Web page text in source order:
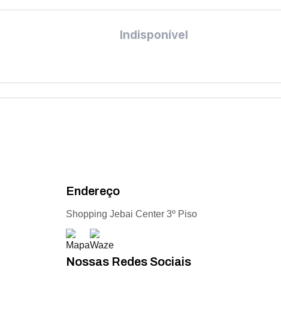
Indisponível
Endereço
Shopping Jebai Center 3º Piso
Nossas Redes Sociais